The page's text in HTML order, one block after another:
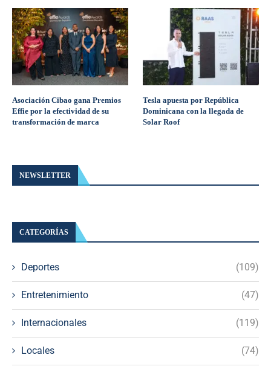
Asociación Cibao gana Premios
Effie por la efectividad de su
transformación de marca
Tesla apuesta por República
Dominicana con la llegada de
Solar Roof
NEWSLETTER
CATEGORÍAS
Deportes (109)
Entretenimiento (47)
Internacionales (119)
Locales (74)